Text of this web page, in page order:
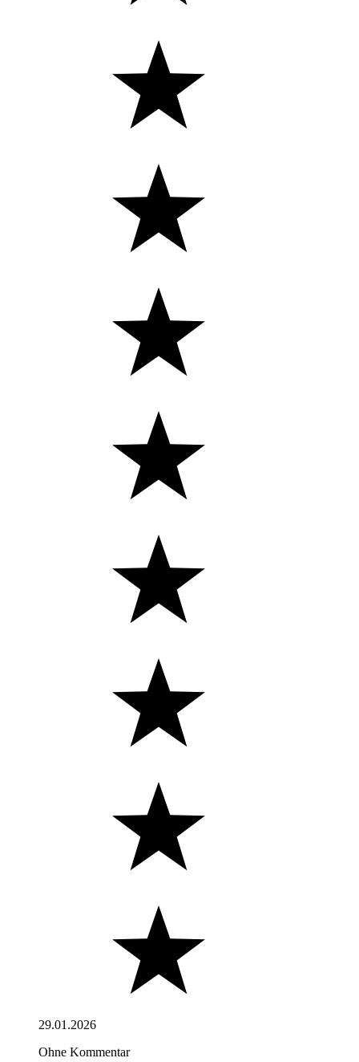
29.01.2026
Ohne Kommentar